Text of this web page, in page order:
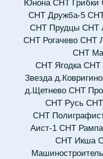
Юнона СНТ Грибки
СНТ Дружба-5
СНТ Прудцы СНТ
СНТ Рогачево СНТ
СНТ
СНТ Ягодка СНТ
Звезда д.Ковригино
д.Щетнево СНТ
СНТ Русь СНТ
СНТ
Аист-1 СНТ Рампа
СНТ Икша